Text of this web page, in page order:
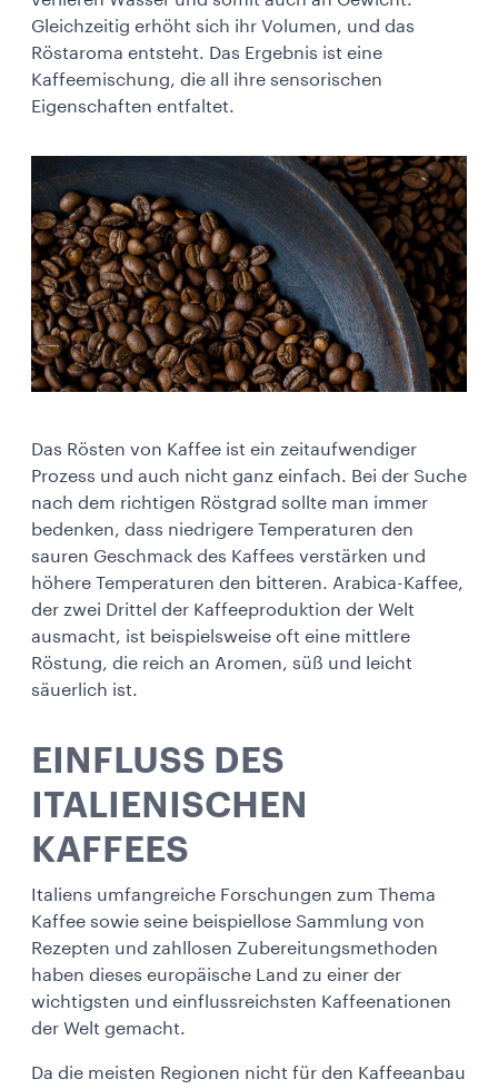
Gleichzeitig erhöht sich ihr Volumen, und das
Röstaroma entsteht. Das Ergebnis ist eine
Kaffeemischung, die all ihre sensorischen
Eigenschaften entfaltet.
Das Rösten von Kaffee ist ein zeitaufwendiger
Prozess und auch nicht ganz einfach. Bei der Suche
nach dem richtigen Röstgrad sollte man immer
bedenken, dass niedrigere Temperaturen den
sauren Geschmack des Kaffees verstärken und
höhere Temperaturen den bitteren. Arabica-Kaffee,
der zwei Drittel der Kaffeeproduktion der Welt
ausmacht, ist beispielsweise oft eine mittlere
Röstung, die reich an Aromen, süß und leicht
säuerlich ist.
EINFLUSS DES
ITALIENISCHEN
KAFFEES
Italiens umfangreiche Forschungen zum Thema
Kaffee sowie seine beispiellose Sammlung von
Rezepten und zahllosen Zubereitungsmethoden
haben dieses europäische Land zu einer der
wichtigsten und einflussreichsten Kaffeenationen
der Welt gemacht.
Da die meisten Regionen nicht für den Kaffeeanbau